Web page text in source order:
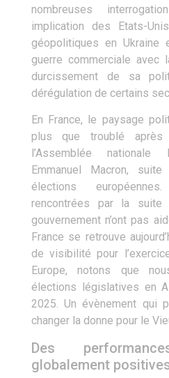
nombreuses
implication des Etats-
géopolitiques en Ukraine
guerre commerciale avec
durcissement de sa
dérégulation de certains
En France, le paysage
plus que troublé
l’Assemblée
Emmanuel Macron,
élections
rencontrées par la suite
gouvernement n’ont pas
France se retrouve
de visibilité pour
Europe, notons que
élections législatives en
2025. Un évènement qui
changer la donne pour le
Des
globalement